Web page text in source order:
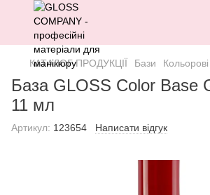
КАТАЛОГ ПРОДУКЦІЇ Бази
База GLOSS Color Base
11 мл
Артикул: 123654 Написати відгук